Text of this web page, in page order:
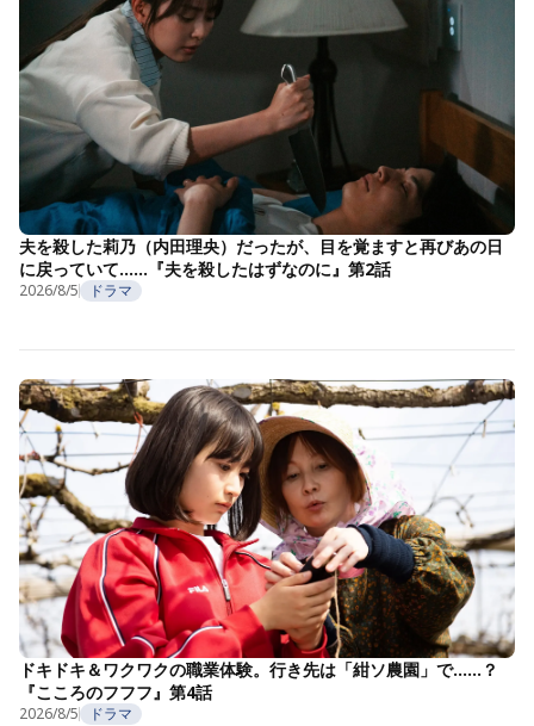
夫を殺した莉乃（内田理央）だったが、目を覚ますと再びあの日
に戻っていて……『夫を殺したはずなのに』第2話
2026/8/5 ドラマ
ドキドキ＆ワクワクの職業体験。行き先は「紺ソ農園」で……？
『こころのフフフ』第4話
2026/8/5 ドラマ